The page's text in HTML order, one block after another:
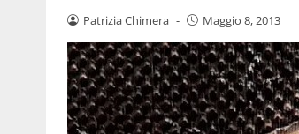
Patrizia Chimera - Maggio 8, 2013